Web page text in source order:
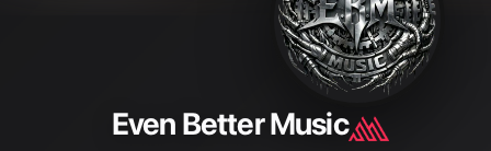
Even Better Music